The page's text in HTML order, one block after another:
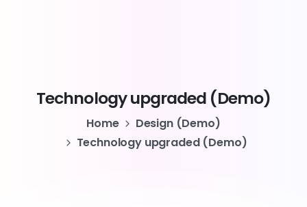
Technologyupgraded (Demo)
Home
Design (Demo)
Technology upgraded (Demo)